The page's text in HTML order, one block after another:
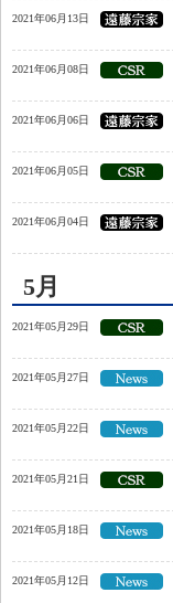
2021年06月13日
2021年06月08日
2021年06月06日
2021年06月05日
2021年06月04日
5月
2021年05月29日
2021年05月27日
2021年05月22日
2021年05月21日
2021年05月18日
2021年05月12日